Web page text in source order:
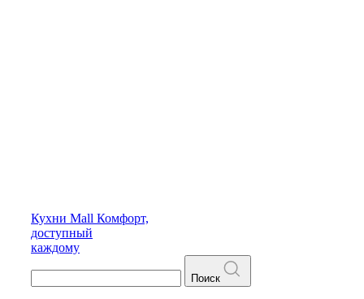
Кухни Mall Комфорт,
доступный
каждому
Поиск